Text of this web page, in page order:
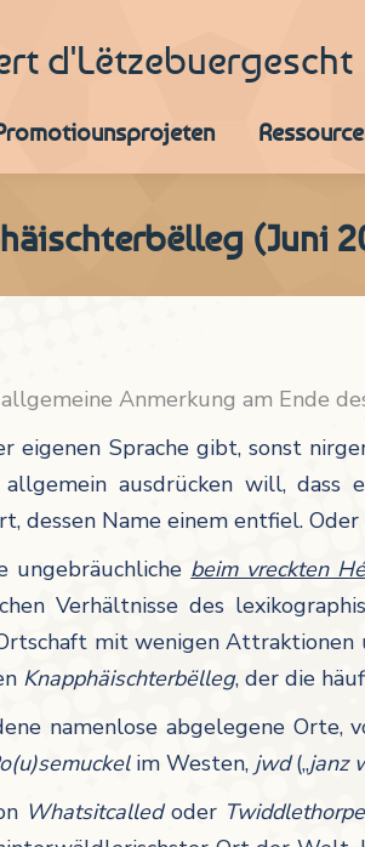
d'Lëtzebuergescht
(Juni
Anmerkung am Ende
eigenen Sprache gibt, sonst
ausdrücken will, dass
dessen Name einem entfiel.
ungebräuchliche beim vreckten
Verhältnisse des
mit wenigen
Knapphäischterbëlleg, der die
namenlose abgelegene Orte,
im Westen, jwd(„janz
Whatsitcalledoder Twiddlethorpe